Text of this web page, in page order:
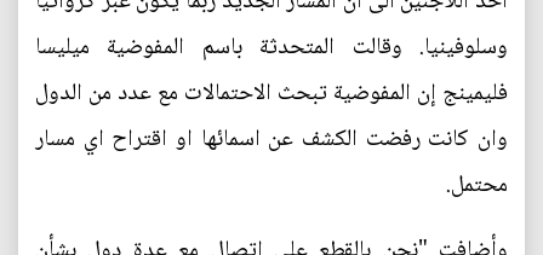
وسلوفينيا. وقالت المتحدثة باسم المفوضية ميليسا
فليمينج إن المفوضية تبحث الاحتمالات مع عدد من الدول
وان كانت رفضت الكشف عن اسمائها او اقتراح اي مسار
محتمل.